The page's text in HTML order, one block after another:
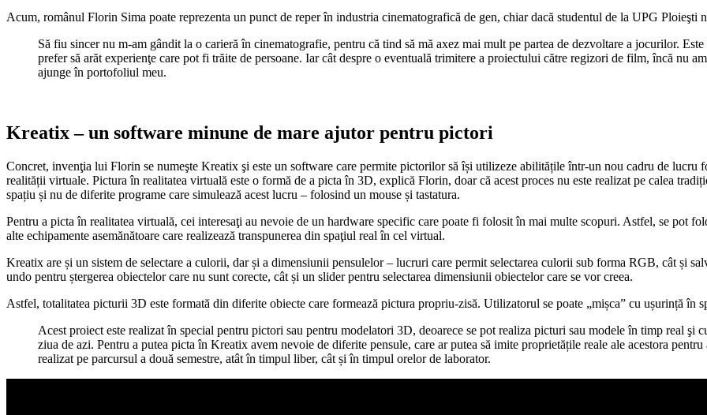
Acum, românul Florin Sima poate reprezenta un punct de reper în industria cinematografică de gen, chiar dacă studentul de la UPG Ploieşti
Să fiu sincer nu m-am gândit la o carieră în cinematografie, pentru că tind să mă axez mai mult pe partea de dezvoltare a jocurilor.
prefer să arăt experienţe care pot fi trăite de persoane. Iar cât despre o eventuală trimitere a proiectului către regizori de film, încă nu
ajunge în portofoliul meu.
Kreatix – un software minune de mare ajutor pentru pictori
Concret, invenţia lui Florin se numeşte Kreatix şi este un software care permite pictorilor să își utilizeze abilitățile într-un nou cadru de
realității virtuale. Pictura în realitatea virtuală este o formă de a picta în 3D, explică Florin, doar că acest proces nu este realizat pe calea
spațiu și nu de diferite programe care simulează acest lucru – folosind un mouse și tastatura.
Pentru a picta în realitatea virtuală, cei interesaţi au nevoie de un hardware specific care poate fi folosit în mai multe scopuri. Astfel, se pot
alte echipamente asemănătoare care realizează transpunerea din spaţiul real în cel virtual.
Kreatix are și un sistem de selectare a culorii, dar și a dimensiunii pensulelor – lucruri care permit selectarea culorii sub forma RGB, cât și
undo pentru ștergerea obiectelor care nu sunt corecte, cât și un slider pentru selectarea dimensiunii obiectelor care se vor creea.
Astfel, totalitatea picturii 3D este formată din diferite obiecte care formează pictura propriu-zisă. Utilizatorul se poate „mișca” cu ușurință în
Acest proiect este realizat în special pentru pictori sau pentru modelatori 3D, deoarece se pot realiza picturi sau modele în timp real şi
ziua de azi. Pentru a putea picta în Kreatix avem nevoie de diferite pensule, care ar putea să imite proprietățile reale ale acestora
realizat pe parcursul a două semestre, atât în timpul liber, cât și în timpul orelor de laborator.